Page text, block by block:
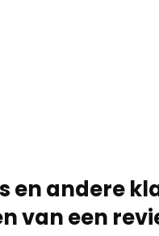
en andere
van een